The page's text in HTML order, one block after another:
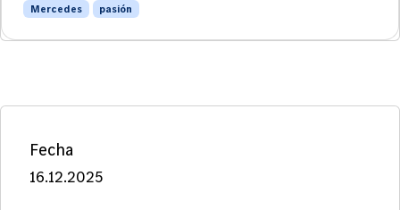
Mercedes
pasión
Fecha
16.12.2025